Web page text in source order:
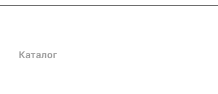
Каталог